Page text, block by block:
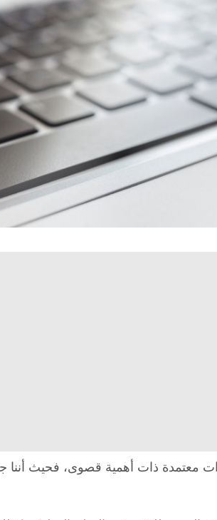
معتمدة ذات أهمية قصوى، فحيث